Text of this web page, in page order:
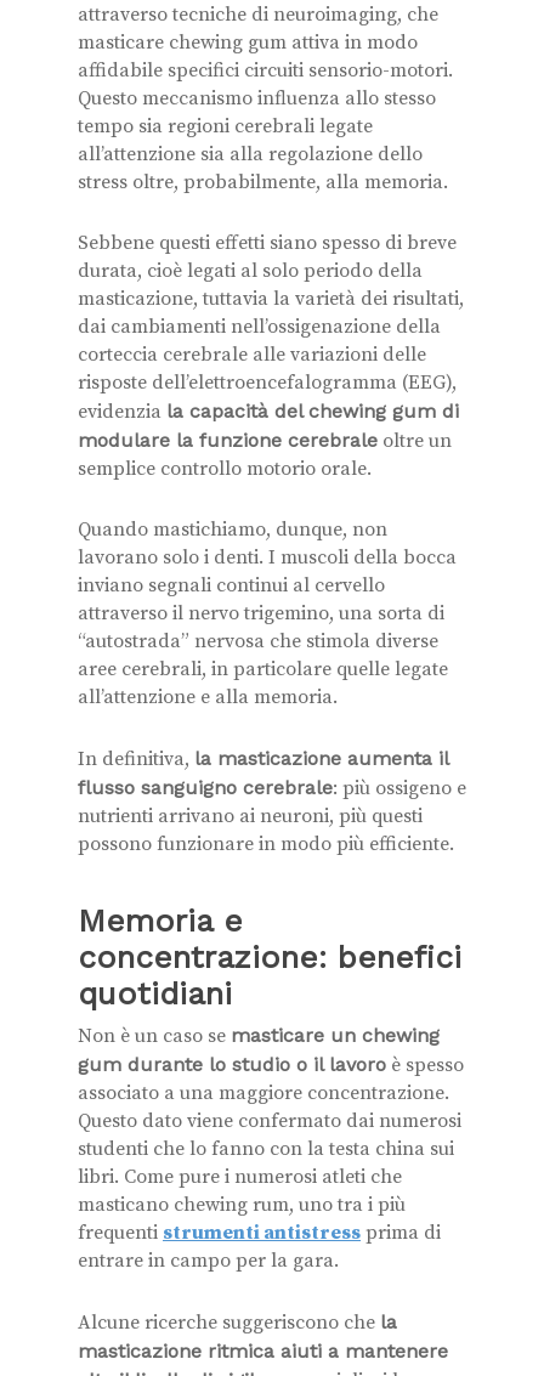
attraverso tecniche di neuroimaging, che
masticare chewing gum attiva in modo
affidabile specifici circuiti sensorio-motori.
Questo meccanismo influenza allo stesso
tempo sia regioni cerebrali legate
all’attenzione sia alla regolazione dello
stress oltre, probabilmente, alla memoria.
Sebbene questi effetti siano spesso di breve
durata, cioè legati al solo periodo della
masticazione, tuttavia la varietà dei risultati,
dai cambiamenti nell’ossigenazione della
corteccia cerebrale alle variazioni delle
risposte dell’elettroencefalogramma (EEG),
evidenzia la capacità del chewing gum di
modulare la funzione cerebrale oltre un
semplice controllo motorio orale.
Quando mastichiamo, dunque, non
lavorano solo i denti. I muscoli della bocca
inviano segnali continui al cervello
attraverso il nervo trigemino, una sorta di
“autostrada” nervosa che stimola diverse
aree cerebrali, in particolare quelle legate
all’attenzione e alla memoria.
In definitiva, la masticazione aumenta il
flusso sanguigno cerebrale: più ossigeno e
nutrienti arrivano ai neuroni, più questi
possono funzionare in modo più efficiente.
Memoria e
concentrazione: benefici
quotidiani
Non è un caso se masticare un chewing
gum durante lo studio o il lavoro è spesso
associato a una maggiore concentrazione.
Questo dato viene confermato dai numerosi
studenti che lo fanno con la testa china sui
libri. Come pure i numerosi atleti che
masticano chewing rum, uno tra i più
frequenti strumenti antistress prima di
entrare in campo per la gara.
Alcune ricerche suggeriscono che la
masticazione ritmica aiuti a mantenere